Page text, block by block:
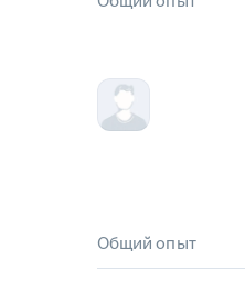
Общий опыт